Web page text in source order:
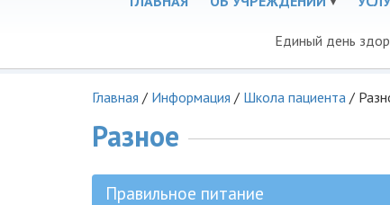
Единый день
Главная / Информация / Школа пациента /
Разное
Правильное питание